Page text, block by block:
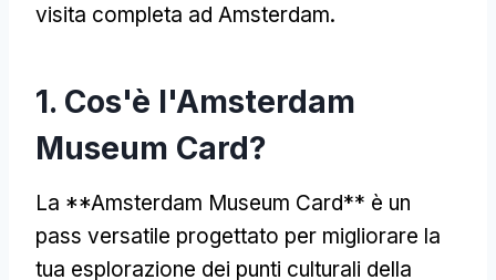
visita completa ad Amsterdam.
1. Cos'è l'Amsterdam
Museum Card?
La **Amsterdam Museum Card** è un
pass versatile progettato per migliorare la
tua esplorazione dei punti culturali della